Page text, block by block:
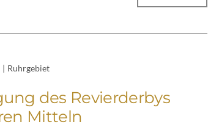
| Ruhrgebiet
des Revierderbys
Mitteln